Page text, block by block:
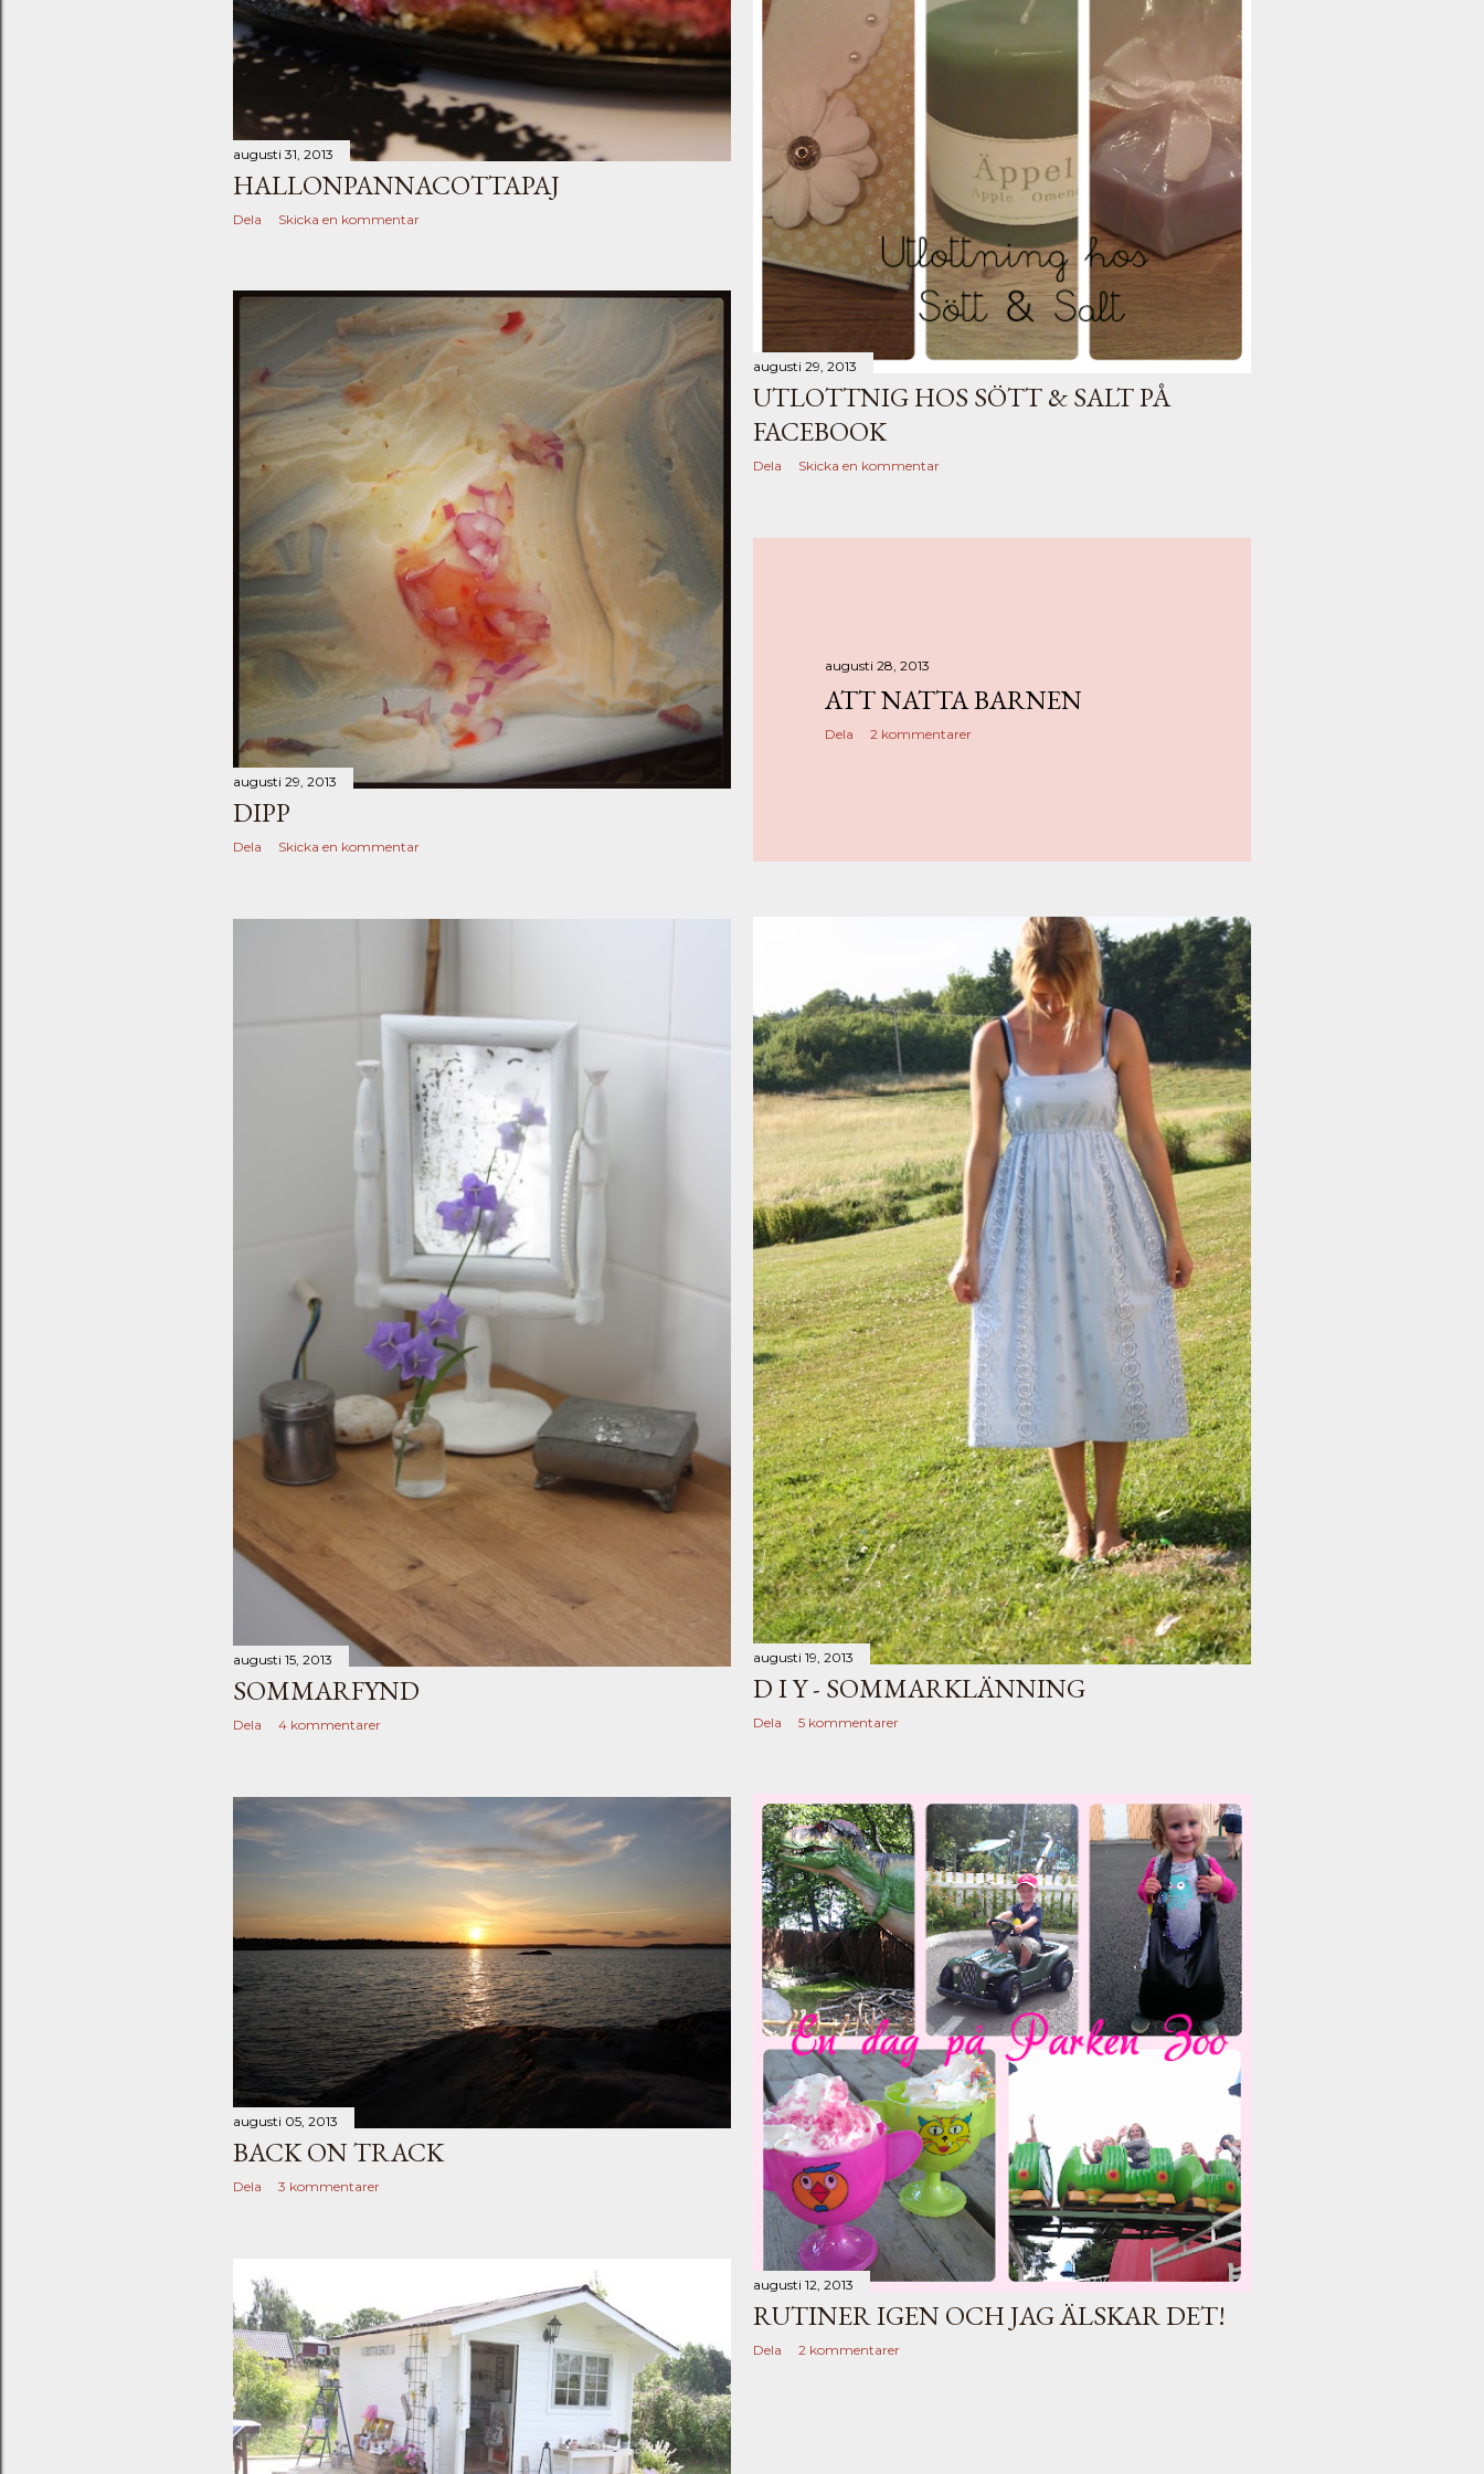
augusti 31, 2013
HALLONPANNACOTTAPAJ
Dela Skicka en kommentar
augusti 29, 2013
UTLOTTNIG HOS SÖTT & SALT PÅ
FACEBOOK
Dela Skicka en kommentar
augusti 29, 2013
DIPP
Dela Skicka en kommentar
augusti 28, 2013
ATT NATTA BARNEN
Dela 2 kommentarer
augusti 19, 2013
D I Y - SOMMARKLÄNNING
Dela 5 kommentarer
augusti 15, 2013
SOMMARFYND
Dela 4 kommentarer
augusti 12, 2013
RUTINER IGEN OCH JAG ÄLSKAR DET!
Dela 2 kommentarer
augusti 05, 2013
BACK ON TRACK
Dela 3 kommentarer